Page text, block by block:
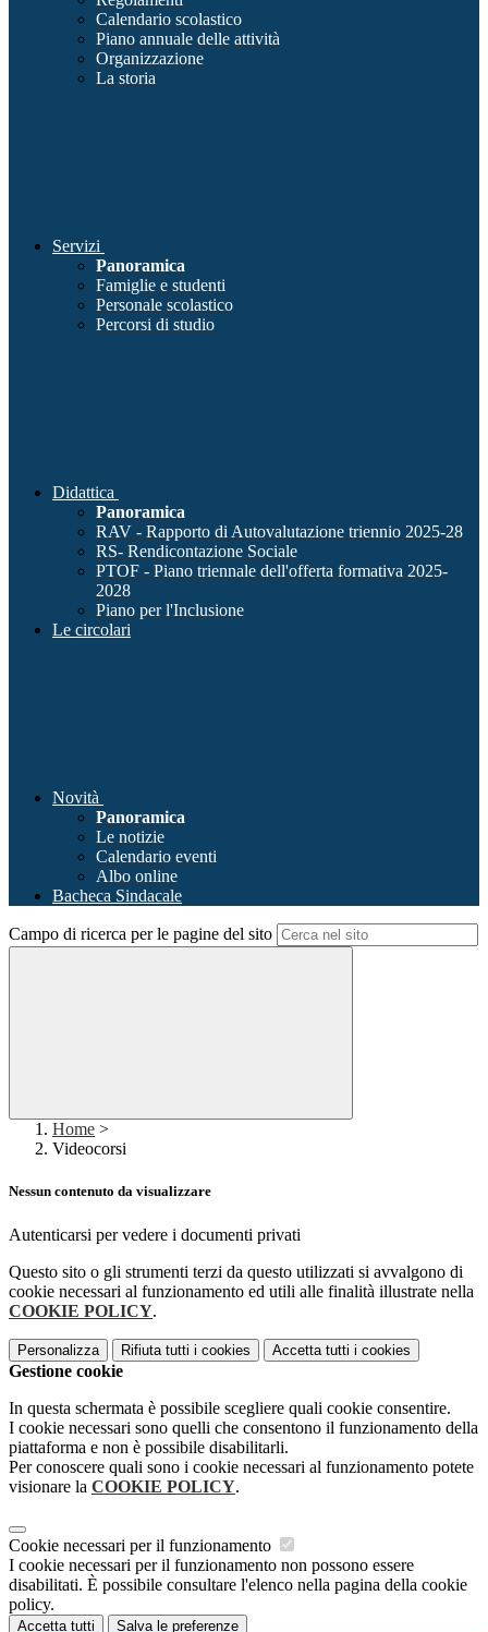
Calendario scolastico
Piano annuale delle attività
Organizzazione
La storia
Servizi
Panoramica
Famiglie e studenti
Personale scolastico
Percorsi di studio
Didattica
Panoramica
RAV - Rapporto di Autovalutazione triennio 2025-28
RS- Rendicontazione Sociale
PTOF - Piano triennale dell'offerta formativa 2025-
2028
Piano per l'Inclusione
Le circolari
Novità
Panoramica
Le notizie
Calendario eventi
Albo online
Bacheca Sindacale
Campo di ricerca per le pagine del sito
Home >
Videocorsi
Nessun contenuto da visualizzare
Autenticarsi per vedere i documenti privati
Questo sito o gli strumenti terzi da questo utilizzati si avvalgono di
cookie necessari al funzionamento ed utili alle finalità illustrate nella
COOKIE POLICY.
Personalizza Rifiuta tutti i cookies Accetta tutti i cookies
Gestione cookie
In questa schermata è possibile scegliere quali cookie consentire.
I cookie necessari sono quelli che consentono il funzionamento della
piattaforma e non è possibile disabilitarli.
Per conoscere quali sono i cookie necessari al funzionamento potete
visionare la COOKIE POLICY.
Cookie necessari per il funzionamento
I cookie necessari per il funzionamento non possono essere
disabilitati. È possibile consultare l'elenco nella pagina della cookie
policy.
Accetta tutti Salva le preferenze